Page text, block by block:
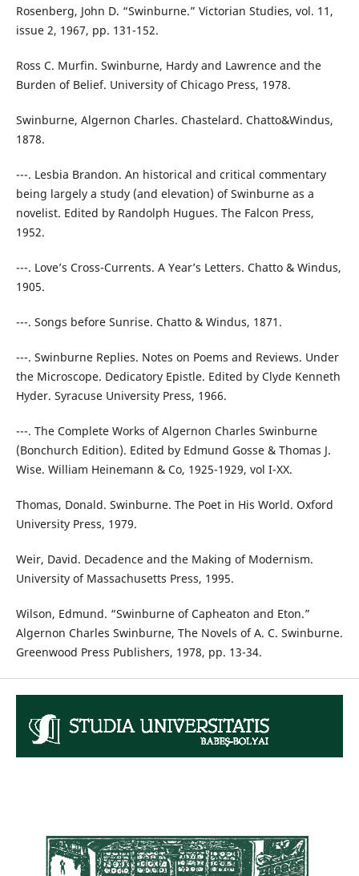
Rosenberg, John D. “Swinburne.” Victorian Studies, vol. 11,
issue 2, 1967, pp. 131-152.
Ross C. Murfin. Swinburne, Hardy and Lawrence and the
Burden of Belief. University of Chicago Press, 1978.
Swinburne, Algernon Charles. Chastelard. Chatto&Windus,
1878.
---. Lesbia Brandon. An historical and critical commentary
being largely a study (and elevation) of Swinburne as a
novelist. Edited by Randolph Hugues. The Falcon Press,
1952.
---. Love’s Cross-Currents. A Year’s Letters. Chatto & Windus,
1905.
---. Songs before Sunrise. Chatto & Windus, 1871.
---. Swinburne Replies. Notes on Poems and Reviews. Under
the Microscope. Dedicatory Epistle. Edited by Clyde Kenneth
Hyder. Syracuse University Press, 1966.
---. The Complete Works of Algernon Charles Swinburne
(Bonchurch Edition). Edited by Edmund Gosse & Thomas J.
Wise. William Heinemann & Co, 1925-1929, vol I-XX.
Thomas, Donald. Swinburne. The Poet in His World. Oxford
University Press, 1979.
Weir, David. Decadence and the Making of Modernism.
University of Massachusetts Press, 1995.
Wilson, Edmund. “Swinburne of Capheaton and Eton.”
Algernon Charles Swinburne, The Novels of A. C. Swinburne.
Greenwood Press Publishers, 1978, pp. 13-34.